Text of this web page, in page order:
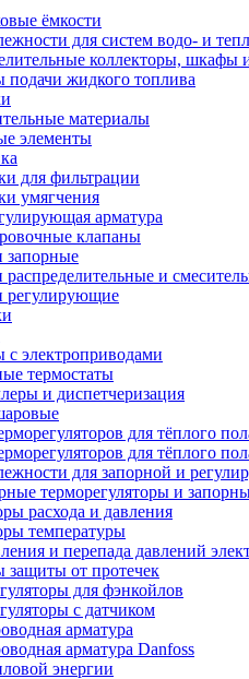
ёмкости
для систем водо- и
коллекторы, шкафы
подачи жидкого топлива
материалы
элементы
для фильтрации
умягчения
арматура
клапаны
запорные
и
регулирующие
с электроприводами
термостаты
и диспетчеризация
для тёплого
для тёплого
для запорной и
терморегуляторы и
расхода и давления
температуры
и перепада давлений
защиты от протечек
для фэнкойлов
с датчиком
арматура
арматура Danfoss
энергии